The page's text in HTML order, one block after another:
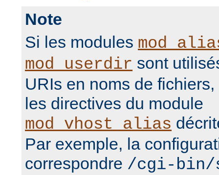
Note
Si les modules
mod_userdir sont
URIs en noms de
les directives du module
mod_vhost_alias
Par exemple, la
correspondre /cgi-